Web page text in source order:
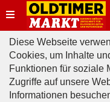
Toggle
navigation
Diese Webseite
Cookies, um Inhalte
Funktionen für soziale
Zugriffe auf unsere
Informationen